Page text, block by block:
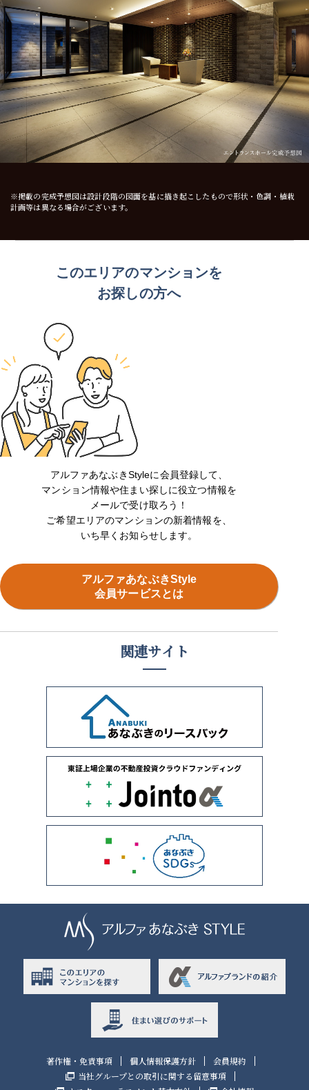
※掲載の完成予想図は設計段階の図面を基に描き起こしたもので形状・色調・植栽
計画等は異なる場合がございます。
このエリアのマンションを
お探しの方へ
アルファあなぶきStyleに会員登録して、
マンション情報や住まい探しに役立つ情報を
メールで受け取ろう！
ご希望エリアのマンションの新着情報を、
いち早くお知らせします。
アルファあなぶきStyle
会員サービスとは
関連サイト
著作権・免責事項 個人情報保護方針
会員規約
当社グループとの取引に関する留意事項